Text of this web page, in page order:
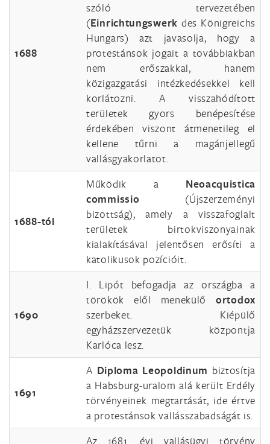
1688
szóló tervezetében
(Einrichtungswerk des Königreichs
Hungars) azt javasolja, hogy a
protestánsok jogait a továbbiakban
nem erőszakkal, hanem
közigazgatási intézkedésekkel kell
korlátozni. A visszahódított
területek gyors benépesítése
érdekében viszont átmenetileg el
kellene tűrni a magánjellegű
vallásgyakorlatot.
1688-tól
Működik a Neoacquistica
commissio (Újszerzeményi
bizottság), amely a visszafoglalt
területek birtokviszonyainak
kialakításával jelentősen erősíti a
katolikusok pozícióit.
1690
I. Lipót befogadja az országba a
törökök elől menekülőortodox
szerbeket. Kiépülő
egyházszervezetük központja
Karlóca lesz.
1691
A Diploma Leopoldinum biztosítja
a Habsburg-uralom alá került Erdély
törvényeinek megtartását, ide értve
a protestánsok vallásszabadságát is.
Az 1681. évi vallásügyi törvény